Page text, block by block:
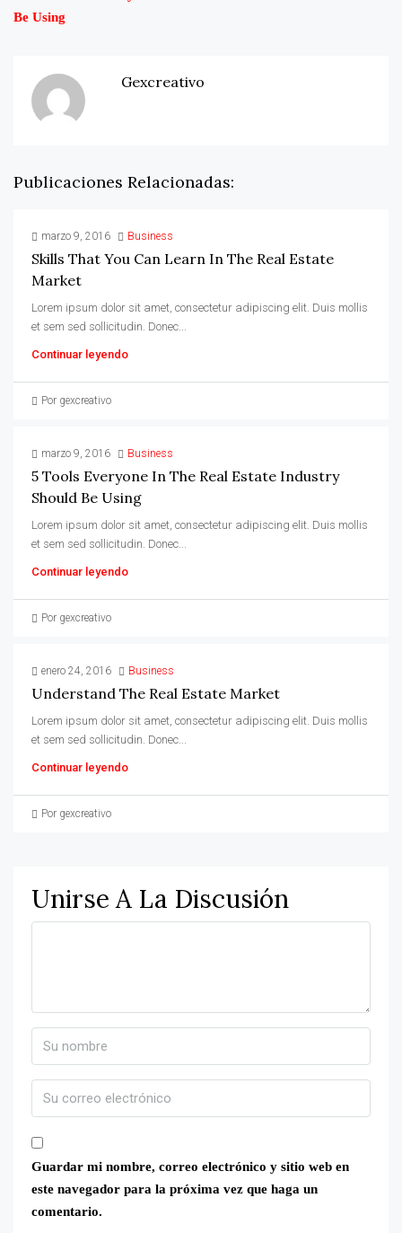
Be Using
Gexcreativo
Publicaciones Relacionadas:
marzo 9, 2016 Business
Skills That You Can Learn In The Real Estate
Market
Lorem ipsum dolor sit amet, consectetur adipiscing elit. Duis mollis
et sem sed sollicitudin. Donec...
Continuar leyendo
Por gexcreativo
marzo 9, 2016 Business
5 Tools Everyone In The Real Estate Industry
Should Be Using
Lorem ipsum dolor sit amet, consectetur adipiscing elit. Duis mollis
et sem sed sollicitudin. Donec...
Continuar leyendo
Por gexcreativo
enero 24, 2016 Business
Understand The Real Estate Market
Lorem ipsum dolor sit amet, consectetur adipiscing elit. Duis mollis
et sem sed sollicitudin. Donec...
Continuar leyendo
Por gexcreativo
Unirse A La Discusión
Guardar mi nombre, correo electrónico y sitio web en
este navegador para la próxima vez que haga un
comentario.